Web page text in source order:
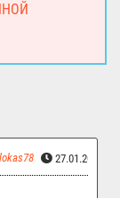
lokas78 27.01.2025